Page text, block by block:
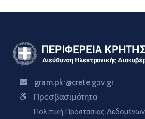
gram.pkr@crete.gov.gr
Προσβασιμότητα
Πολιτική Προστασίας Δεδομένων